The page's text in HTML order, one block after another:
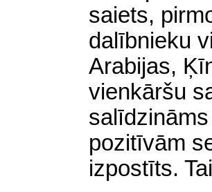
saiets,
dalībnieku
Arabijas,
vienkāršu
pozitīvām
izpostīts.